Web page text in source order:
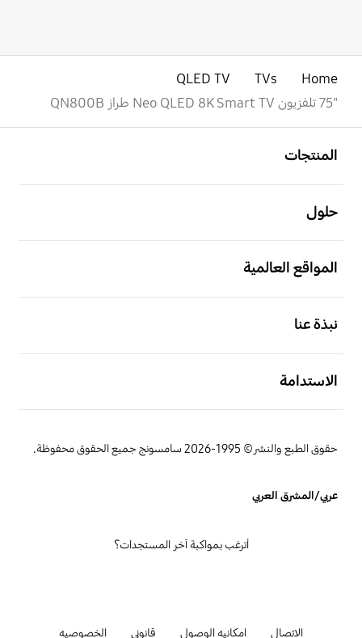
Home
TVs
QLED TV
"75 تلفزيون Neo QLED 8K Smart TV طراز QN800B
المنتجات
حلول
المواقع العالمية
نبذة عنا
الاستدامة
حقوق الطبع والنشر© 1995-2026 سامسونج جميع الحقوق محفوظة.
عربي/المشرق العربي
الاتصال امكانيه الوصول قانوني الخصوصيه
أترغب بمواكبة آخر المستجدات؟